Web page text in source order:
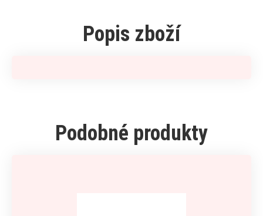
Popis zboží
Podobné produkty